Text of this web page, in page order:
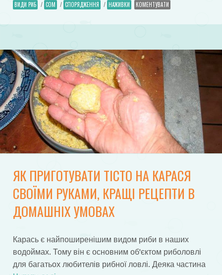
ВИДИ РИБ / СОМ / СПОРЯДЖЕННЯ / НАЖИВКИ КОМЕНТУВАТИ
ЯК ПРИГОТУВАТИ ТІСТО НА КАРАСЯ
СВОЇМИ РУКАМИ, КРАЩІ РЕЦЕПТИ В
ДОМАШНІХ УМОВАХ
Карась є найпоширенішим видом риби в наших
водоймах. Тому він є основним об'єктом риболовлі
для багатьох любителів рибної ловлі. Деяка частина